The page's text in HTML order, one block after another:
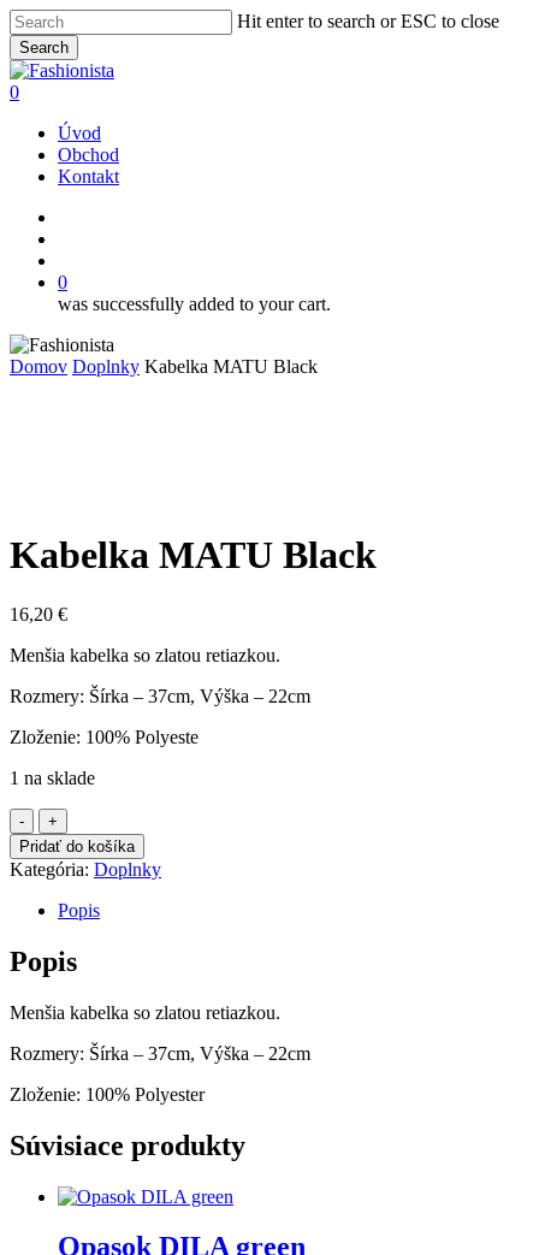
Skip
to
main
content
Hit enter to search or ESC to close
Search
Close
Search
search
account
0
Úvod
Obchod
Kontakt
0
was successfully added to your cart.
Domov Doplnky Kabelka MATU Black
Kabelka MATU Black
16,20 €
Menšia kabelka so zlatou retiazkou.
Rozmery: Šírka – 37cm, Výška – 22cm
Zloženie: 100% Polyeste
1 na sklade
množstvo
Kabelka
MATU
Black
Pridať do košíka
Kategória: Doplnky
Popis
Popis
Menšia kabelka so zlatou retiazkou.
Rozmery: Šírka – 37cm, Výška – 22cm
Zloženie: 100% Polyester
Súvisiace produkty
Opasok DILA green